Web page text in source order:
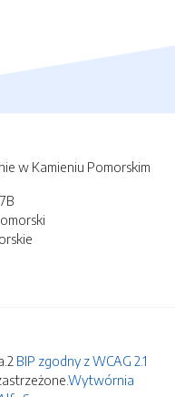
w Kamieniu Pomorskim
BIP zgodny z WCAG 2.1
Wytwórnia